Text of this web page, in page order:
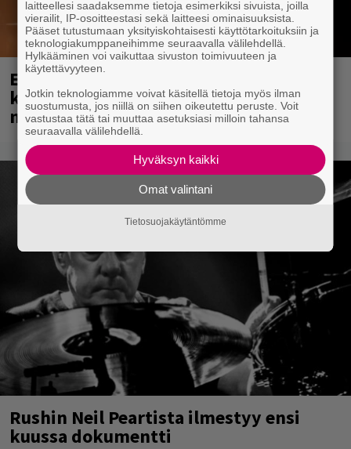
Eppu Normaali soitti viimeisen
konserttinsa koskaan – Yle Areenassa
nyt dokumentti bändistä
Rushin Neil Peartista ilmestyy ensi
kuussa dokumentti
laitteellesi saadaksemme tietoja esimerkiksi sivuista, joilla
vierailit, IP-osoitteestasi sekä laitteesi ominaisuuksista.
Pääset tutustumaan yksityiskohtaisesti käyttötarkoituksiin ja
teknologiakumppaneihimme seuraavalla välilehdellä.
Hylkääminen voi vaikuttaa sivuston toimivuuteen ja
käytettävyyteen.
Jotkin teknologiamme voivat käsitellä tietoja myös ilman
suostumusta, jos niillä on siihen oikeutettu peruste. Voit
vastustaa tätä tai muuttaa asetuksiasi milloin tahansa
seuraavalla välilehdellä.
Hyväksyn kaikki
Omat valintani
Tietosuojakäytäntömme